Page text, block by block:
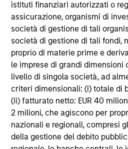
istituti finanziari autorizzati o
assicurazione, organismi di
società di gestione di tali
società di gestione di tali fondi,
proprio di materie prime e
le imprese di grandi dimensioni
livello di singola società, ad
criteri dimensionali: (i) totale di
(ii) fatturato netto: EUR 40
2 milioni, che agiscono per
nazionali e regionali, compresi
della gestione del debito
Più alta è la categoria (1-7),
rendimento, ma anche il rischio di
La categoria 1 non indica un
rimanda al Documento
gli investitori (KIID), nella
rischio specifico per le classi di
Il Morningstar Rating™, o “star
prodotti gestiti (inclusi fondi
variabili e polizze vita variabili,
chiusi e conti separati) con uno
Gli exchange-traded fund e i
considerati come un’unica
rating viene calcolato sulla base